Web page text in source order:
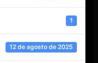
1
12 de agosto de 2025